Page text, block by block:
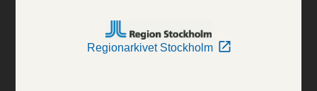
Regionarkivet Stockholm